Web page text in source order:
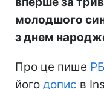
молодшого
з днем
Про це пише
його допис в